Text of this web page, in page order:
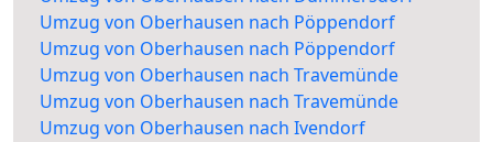
Umzug von Oberhausen nach Pöppendorf
Umzug von Oberhausen nach Pöppendorf
Umzug von Oberhausen nach Travemünde
Umzug von Oberhausen nach Travemünde
Umzug von Oberhausen nach Ivendorf